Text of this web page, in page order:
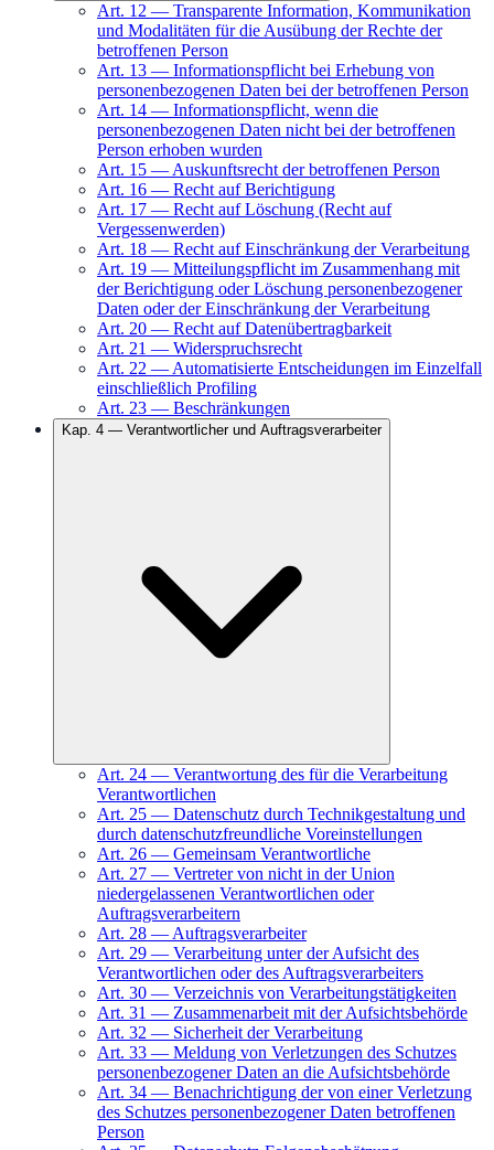
Art. 12 — Transparente Information, Kommunikation
und Modalitäten für die Ausübung der Rechte der
betroffenen Person
Art. 13 — Informationspflicht bei Erhebung von
personenbezogenen Daten bei der betroffenen Person
Art. 14 — Informationspflicht, wenn die
personenbezogenen Daten nicht bei der betroffenen
Person erhoben wurden
Art. 15 — Auskunftsrecht der betroffenen Person
Art. 16 — Recht auf Berichtigung
Art. 17 — Recht auf Löschung (Recht auf
Vergessenwerden)
Art. 18 — Recht auf Einschränkung der Verarbeitung
Art. 19 — Mitteilungspflicht im Zusammenhang mit
der Berichtigung oder Löschung personenbezogener
Daten oder der Einschränkung der Verarbeitung
Art. 20 — Recht auf Datenübertragbarkeit
Art. 21 — Widerspruchsrecht
Art. 22 — Automatisierte Entscheidungen im Einzelfall
einschließlich Profiling
Art. 23 — Beschränkungen
Kap. 4 — Verantwortlicher und Auftragsverarbeiter
Art. 24 — Verantwortung des für die Verarbeitung
Verantwortlichen
Art. 25 — Datenschutz durch Technikgestaltung und
durch datenschutzfreundliche Voreinstellungen
Art. 26 — Gemeinsam Verantwortliche
Art. 27 — Vertreter von nicht in der Union
niedergelassenen Verantwortlichen oder
Auftragsverarbeitern
Art. 28 — Auftragsverarbeiter
Art. 29 — Verarbeitung unter der Aufsicht des
Verantwortlichen oder des Auftragsverarbeiters
Art. 30 — Verzeichnis von Verarbeitungstätigkeiten
Art. 31 — Zusammenarbeit mit der Aufsichtsbehörde
Art. 32 — Sicherheit der Verarbeitung
Art. 33 — Meldung von Verletzungen des Schutzes
personenbezogener Daten an die Aufsichtsbehörde
Art. 34 — Benachrichtigung der von einer Verletzung
des Schutzes personenbezogener Daten betroffenen
Person